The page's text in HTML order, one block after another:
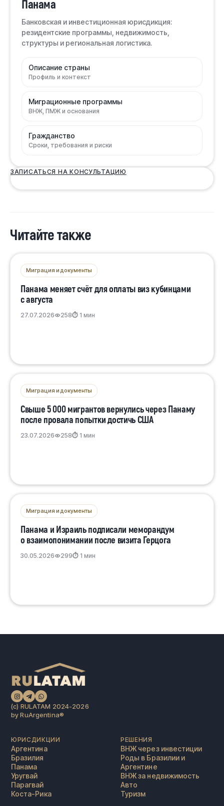
Панама
Банковская и инвестиционная юрисдикция:
резидентские программы, недвижимость,
структуры и региональная логистика.
Описание страны
Профиль и контекст
Миграционные программы
ВНЖ, ПМЖ и основания
Гражданство
Сроки, требования и риски
ЗАПИСАТЬСЯ НА КОНСУЛЬТАЦИЮ
Читайте также
Миграция и документы
Панама меняет счёт для оплаты виз кубинцами
с августа
27.07.2026 258⏱ 1 мин
Миграция и документы
Свыше 5 000 мигрантов вернулись через Панаму
после провала попытки достичь США
23.07.2026 258⏱ 1 мин
Миграция и документы
Панама и Израиль подписали меморандум
о взаимопонимании после визита Герцога
30.05.2026 299⏱ 1 мин
(c) RULATAM 2024-2026
by RuArgentina®️
ЮРИСДИКЦИИ
Аргентина
Бразилия
Панама
Уругвай
Парагвай
Коста-Рика
РЕШЕНИЯ
ВНЖ через инвестиции
Роды в Бразилии и
Аргентине
ВНЖ за недвижимость
Авто
Туризм